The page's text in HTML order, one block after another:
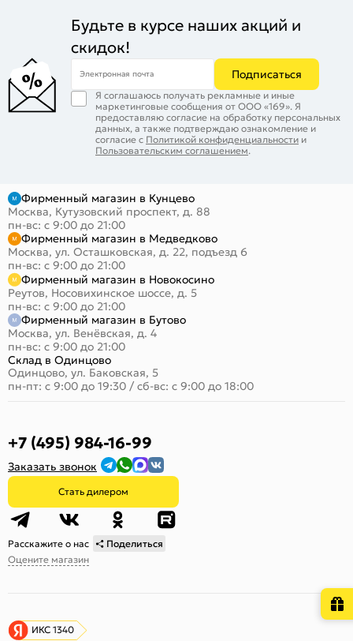
Будьте в курсе наших акций и
скидок!
Электронная почта Подписаться
Я соглашаюсь получать рекламные и иные
маркетинговые сообщения от ООО «169». Я
предоставляю согласие на обработку персональных
данных, а также подтверждаю ознакомление и
согласие с Политикой конфиденциальности и
Пользовательским соглашением.
Фирменный магазин в Кунцево
Москва, Кутузовский проспект, д. 88
пн-вс: с 9:00 до 21:00
Фирменный магазин в Медведково
Москва, ул. Осташковская, д. 22, подъезд 6
пн-вс: с 9:00 до 21:00
Фирменный магазин в Новокосино
Реутов, Носовихинское шоссе, д. 5
пн-вс: с 9:00 до 21:00
Фирменный магазин в Бутово
Москва, ул. Венёвская, д. 4
пн-вс: с 9:00 до 21:00
Склад в Одинцово
Одинцово, ул. Баковская, 5
пн-пт: с 9:00 до 19:30 / сб-вс: с 9:00 до 18:00
+7 (495) 984-16-99
Заказать звонок
Стать дилером
Расскажите о нас
Поделиться
Оцените магазин
ИКС 1340